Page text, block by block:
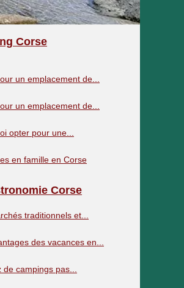
Corse
un emplacement de...
un emplacement de...
opter pour une...
en famille en Corse
Corse
traditionnels et...
des vacances en...
de campings pas...